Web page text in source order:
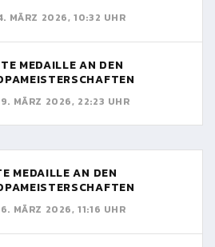
MÄRZ 2026, 10:32 UHR
MEDAILLE AN DEN
MÄRZ 2026, 22:23 UHR
MEDAILLE AN DEN
MÄRZ 2026, 11:16 UHR